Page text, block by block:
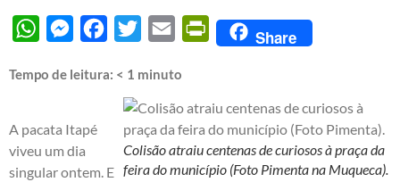
WhatsAppMessengerFacebook
Twitter Email PrintFriendly
Share
Tempo de leitura: < 1 minuto
Colisão atraiu centenas de curiosos à praça da
feira do município (Foto Pimenta na Muqueca).
A pacata Itapé
viveu um dia
singular ontem. E